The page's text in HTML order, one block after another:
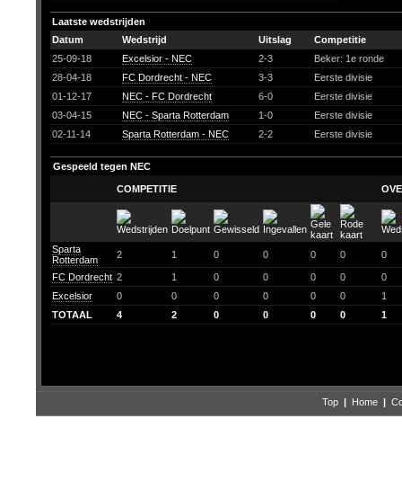
Laatste wedstrijden
Datum
Wedstrijd Uitslag
Competitie
25-09-18
Excelsior - NEC 2-3
Beker: 1e ronde
28-04-18
FC Dordrecht - NEC 3-3
Eerste divisie
01-12-17
NEC - FC Dordrecht 6-0
Eerste divisie
03-04-15
NEC - Sparta Rotterdam 1-0
Eerste divisie
02-11-14
Sparta Rotterdam - NEC 2-2 Eerste divisie
Gespeeld tegen NEC
COMPETITIE
Sparta
Rotterdam
2 1 0 0 0 0 0
FC Dordrecht 2 1 0 0 0 0
0
Excelsior
0 0 0 0 0 0
1
TOTAAL
4 2 0 0 0 0 1
Top | Home |